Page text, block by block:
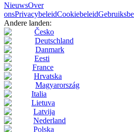
NieuwsOver
onsPrivacybeleidCookiebeleid
Andere landen:
Česko
Deutschland
Danmark
Eesti
France
Hrvatska
Magyarország
Italia
Lietuva
Latvija
Nederland
Polska